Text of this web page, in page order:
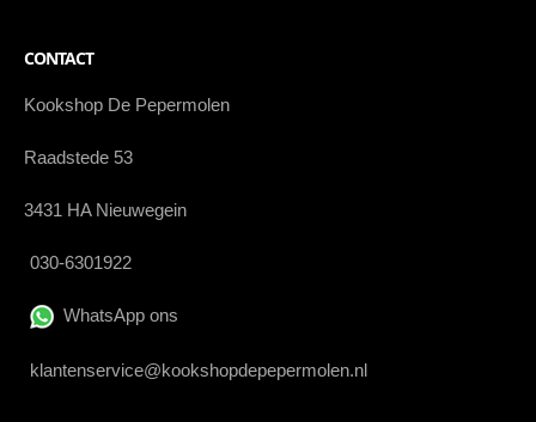
CONTACT
Kookshop De Pepermolen
Raadstede 53
3431 HA Nieuwegein
030-6301922
WhatsApp ons
klantenservice@kookshopdepepermolen.nl